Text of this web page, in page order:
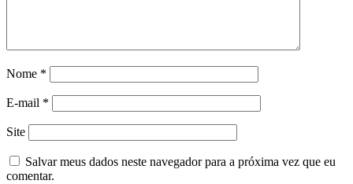
Nome *
E-mail *
Site
Salvar meus dados neste navegador para a próxima vez que eu
comentar.